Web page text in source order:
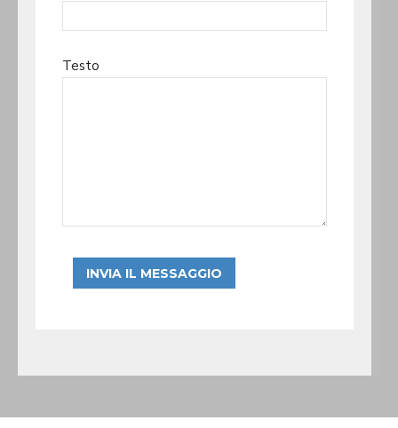
Testo